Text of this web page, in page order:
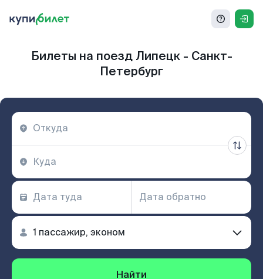
Билеты на поезд Липецк - Санкт-
Петербург
Найти